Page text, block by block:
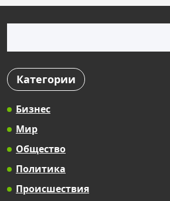
Категории
Бизнес
Мир
Общество
Политика
Происшествия